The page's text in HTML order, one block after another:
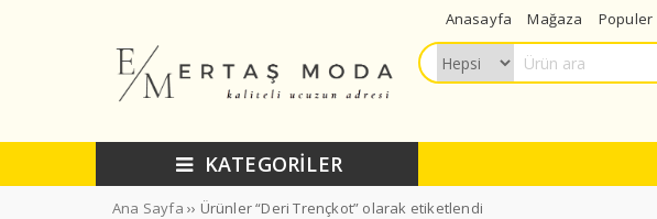
Anasayfa Mağaza Populer
KATEGORİLER
Ana Sayfa ›› Ürünler “Deri Trençkot” olarak etiketlendi